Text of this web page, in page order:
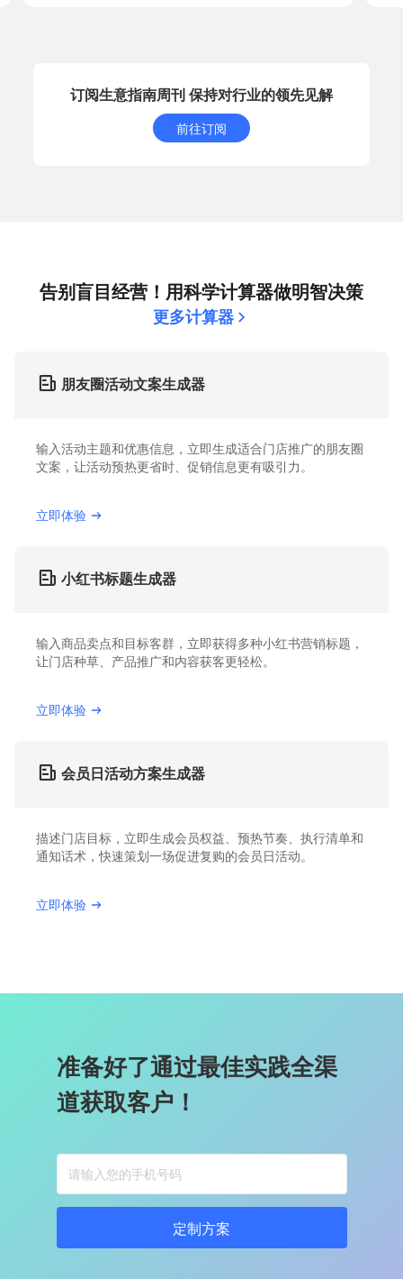
订阅生意指南周刊 保持对行业的领先见解
前往订阅
告别盲目经营！用科学计算器做明智决策
更多计算器
朋友圈活动文案生成器
输入活动主题和优惠信息，立即生成适合门店推广的朋友圈
文案，让活动预热更省时、促销信息更有吸引力。
立即体验
小红书标题生成器
输入商品卖点和目标客群，立即获得多种小红书营销标题，
让门店种草、产品推广和内容获客更轻松。
立即体验
会员日活动方案生成器
描述门店目标，立即生成会员权益、预热节奏、执行清单和
通知话术，快速策划一场促进复购的会员日活动。
立即体验
准备好了通过最佳实践全渠
道获取客户！
定制方案